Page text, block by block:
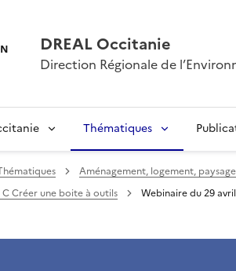
DREAL Occitanie
Direction Régionale de
Thématiques
Aménagement, logement,
Créer une boite à outils
Webinaire du 29